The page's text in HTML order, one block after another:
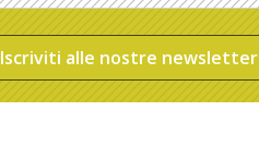
Iscriviti alle nostre newsletter